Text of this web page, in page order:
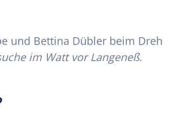
und Bettina Dübler beim Dreh
im Watt vor Langeneß.